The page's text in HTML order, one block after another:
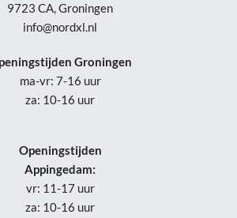
9723 CA, Groningen
info@nordxl.nl
Groningen
ma-vr: 7-16 uur
za: 10-16 uur
Openingstijden
Appingedam:
vr: 11-17 uur
za: 10-16 uur